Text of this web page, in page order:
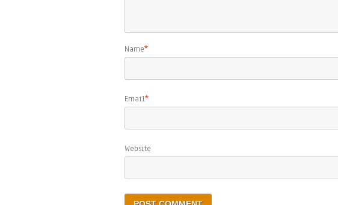
Name*
Email*
Website